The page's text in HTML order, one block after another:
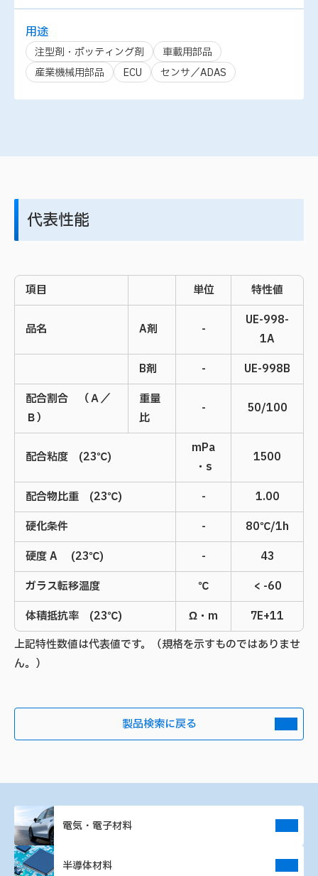
用途
注型剤・ポッティング剤
車載用部品
産業機械用部品
ECU センサ／ADAS
代表性能
項目 単位 特性値
品名 A剤 -
UE-998-
1A
B剤
-
UE-998B
配合割合 （Ａ／
Ｂ）
重量
比
- 50/100
配合粘度 (23℃)
mPa
・s
1500
配合物比重 (23℃) -
1.00
硬化条件
-
80℃/1h
硬度 A (23℃)
-
43
ガラス転移温度
℃
< -60
体積抵抗率 (23℃)
Ω・m
7E+11
上記特性数値は代表値です。（規格を示すものではありませ
ん。）
製品検索に戻る
電気・電子材料
半導体材料